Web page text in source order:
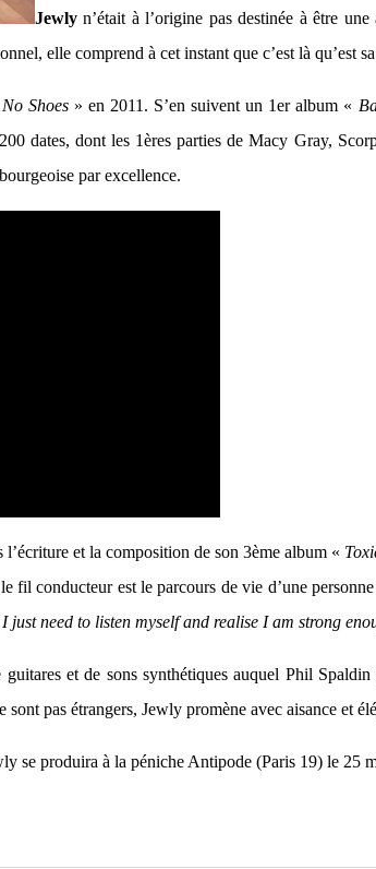
Jewly n’était à l’origine pas destinée à être
elle comprend à cet instant que c’est là qu’est
No Shoes» en 2011. S’en suivent un 1er album «
dates, dont les 1ères parties de Macy Gray,
par excellence.
et la composition de son 3ème album «
fil conducteur est le parcours de vie d’une
just need to listen myself and realise I am strong
et de sons synthétiques auquel Phil
pas étrangers, Jewly promène avec aisance et
se produira à la péniche Antipode (Paris 19) le 25